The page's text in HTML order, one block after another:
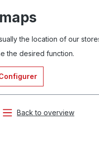
the location of our
the desired function.
Back to overview